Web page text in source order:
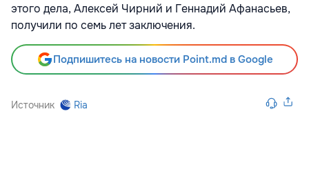
этого дела, Алексей Чирний и Геннадий Афанасьев,
получили по семь лет заключения.
Подпишитесь на новости Point.md в Google
Источник Ria